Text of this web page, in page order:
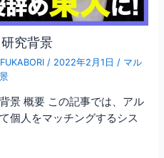
究背景
/ 2022年2月1日 / マル
景 概要 この記事では、アル
個人をマッチングするシス